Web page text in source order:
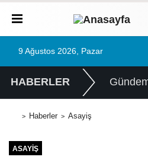
9 Ağustos 2026, Pazar
HABERLER
Haberler Asayiş
ASAYIŞ